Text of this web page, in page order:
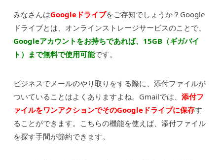
みなさんはGoogleドライブをご存知でしょうか？Google
ドライブとは、オンラインストレージサービスのことで、
Googleアカウントをお持ちであれば、15GB（ギガバイ
ト）まで無料で使用可能です。
ビジネスでメールのやり取りをする際に、添付ファイルが
ついていることはよくありますよね。Gmailでは、 添付フ
ァイルをワンアクションでそのGoogleドライブに保存す
ることができます。こちらの機能を使えば、添付ファイル
を探す手間が節約できます。